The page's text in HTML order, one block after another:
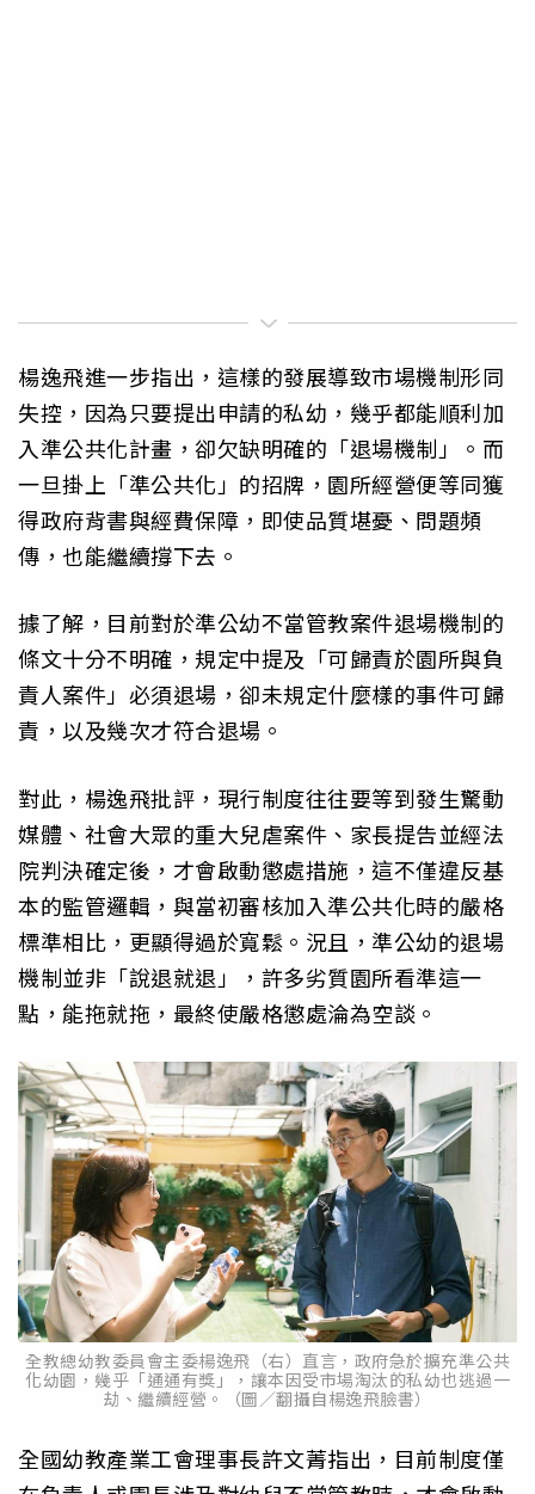
楊逸飛進一步指出，這樣的發展導致市場機制形同
失控，因為只要提出申請的私幼，幾乎都能順利加
入準公共化計畫，卻欠缺明確的「退場機制」。而
一旦掛上「準公共化」的招牌，園所經營便等同獲
得政府背書與經費保障，即使品質堪憂、問題頻
傳，也能繼續撐下去。
據了解，目前對於準公幼不當管教案件退場機制的
條文十分不明確，規定中提及「可歸責於園所與負
責人案件」必須退場，卻未規定什麼樣的事件可歸
責，以及幾次才符合退場。
對此，楊逸飛批評，現行制度往往要等到發生驚動
媒體、社會大眾的重大兒虐案件、家長提告並經法
院判決確定後，才會啟動懲處措施，這不僅違反基
本的監管邏輯，與當初審核加入準公共化時的嚴格
標準相比，更顯得過於寬鬆。況且，準公幼的退場
機制並非「說退就退」，許多劣質園所看準這一
點，能拖就拖，最終使嚴格懲處淪為空談。
全教總幼教委員會主委楊逸飛（右）直言，政府急於擴充準公共
化幼園，幾乎「通通有獎」，讓本因受市場淘汰的私幼也逃過一
劫、繼續經營。（圖／翻攝自楊逸飛臉書）
全國幼教產業工會理事長許文菁指出，目前制度僅